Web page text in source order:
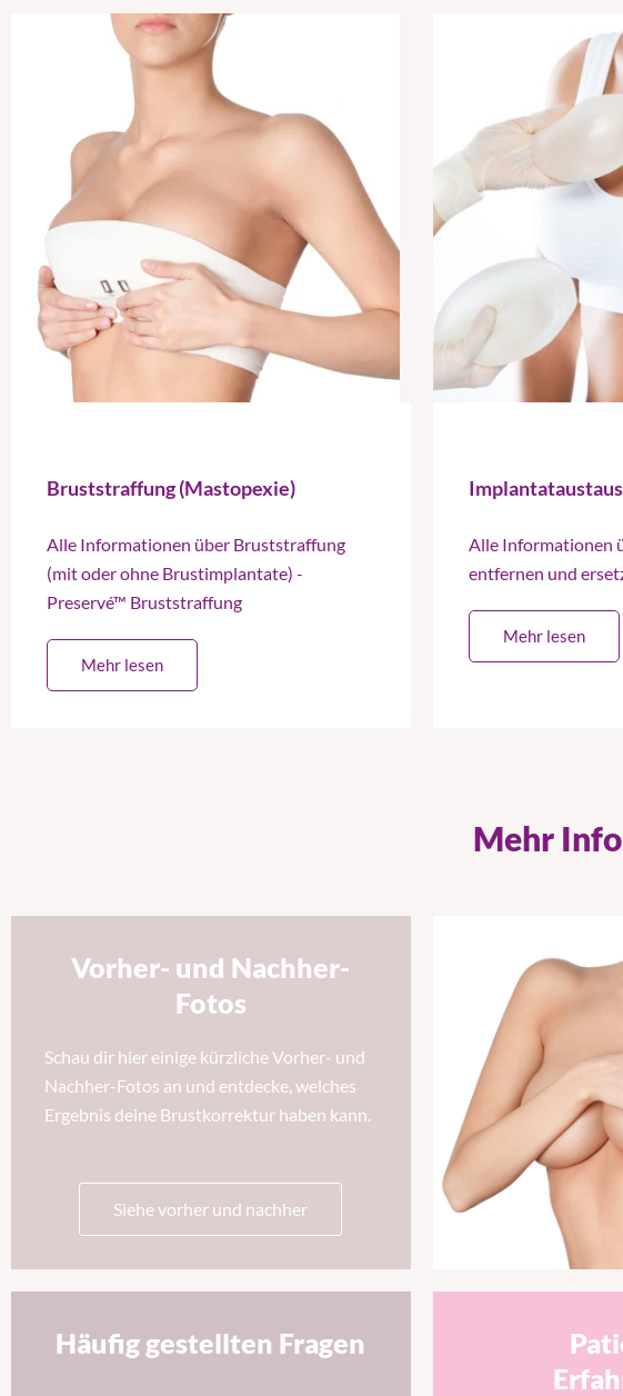
Bruststraffung (Mastopexie)
Alle Informationen über Bruststraffung
(mit oder ohne Brustimplantate) -
Preservé™ Bruststraffung
Mehr lesen
Alle Informationen
entfernen und
Mehr lesen
Mehr
Vorher- und Nachher-
Fotos
Schau dir hier einige kürzliche Vorher- und
Nachher-Fotos an und entdecke, welches
Ergebnis deine Brustkorrektur haben kann.
Siehe vorher und nachher
Häufig gestellten Fragen